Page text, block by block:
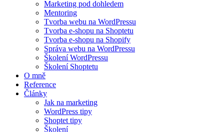
Marketing pod dohledem
Mentoring
Tvorba webu na WordPressu
Tvorba e-shopu na Shoptetu
Tvorba e-shopu na Shopify
Správa webu na WordPressu
Školení WordPressu
Školení Shoptetu
O mně
Reference
Články
Jak na marketing
WordPress tipy
Shoptet tipy
Školení